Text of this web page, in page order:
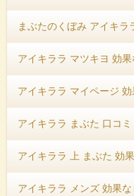
まぶたのくぼみ アイキラ
アイキララ マツキヨ 効果
アイキララ マイページ 効
アイキララ まぶた 口コミ
アイキララ 上 まぶた 効
アイキララ メンズ 効果な